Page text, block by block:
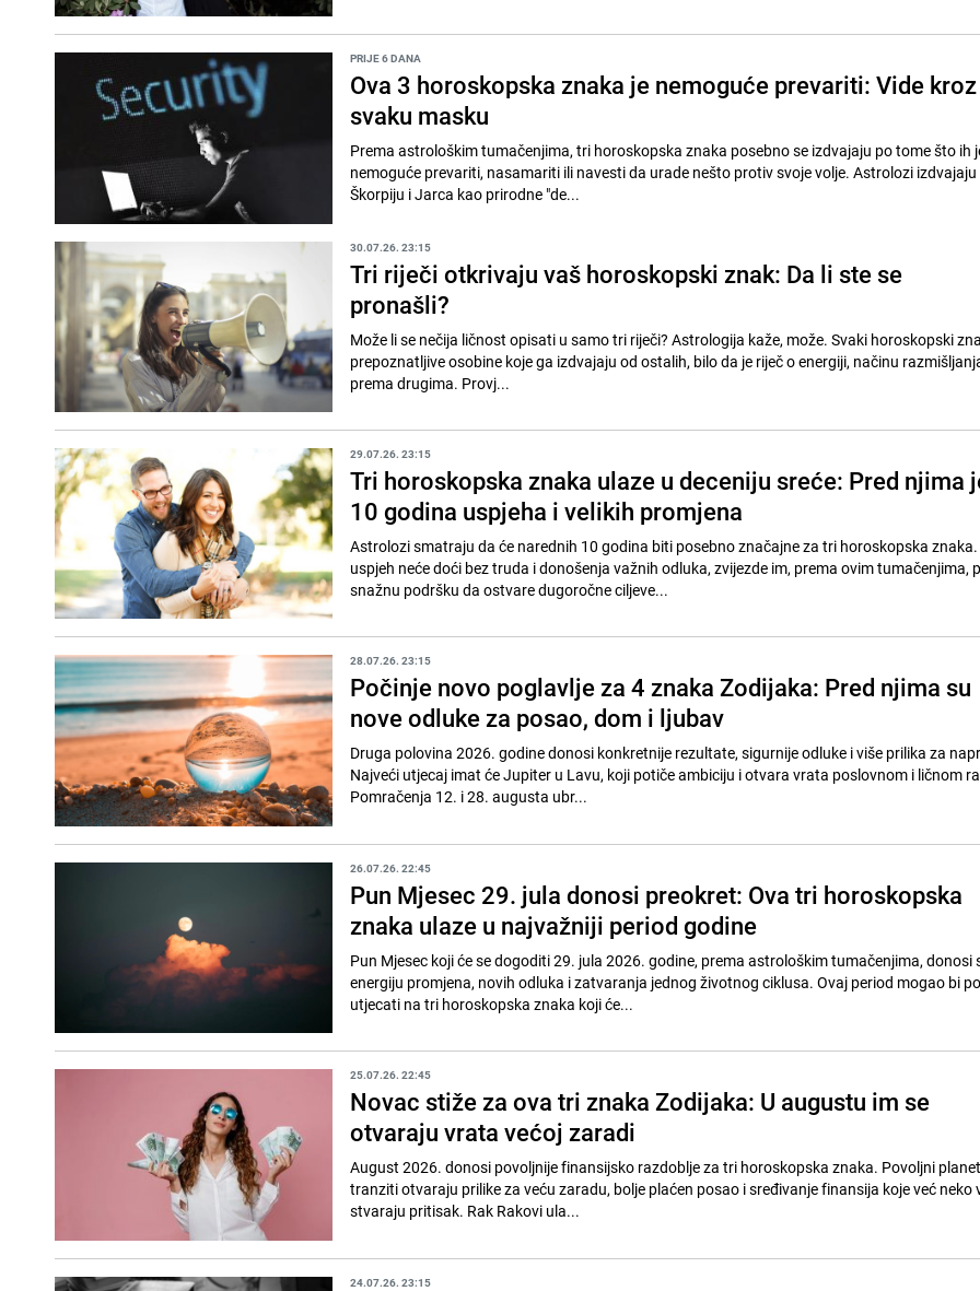
PRIJE 6 DANA
Ova 3 horoskopska znaka je nemoguće prevariti: Vide kroz
svaku masku
Prema astrološkim tumačenjima, tri horoskopska znaka posebno se izdvajaju po tome što ih
nemoguće prevariti, nasamariti ili navesti da urade nešto protiv svoje volje. Astrolozi izdvajaju
Škorpiju i Jarca kao prirodne "de...
30.07.26. 23:15
Tri riječi otkrivaju vaš horoskopski znak: Da li ste se
pronašli?
Može li se nečija ličnost opisati u samo tri riječi? Astrologija kaže, može. Svaki horoskopski
prepoznatljive osobine koje ga izdvajaju od ostalih, bilo da je riječ o energiji, načinu
prema drugima. Provj...
29.07.26. 23:15
Tri horoskopska znaka ulaze u deceniju sreće: Pred njima
10 godina uspjeha i velikih promjena
Astrolozi smatraju da će narednih 10 godina biti posebno značajne za tri horoskopska
uspjeh neće doći bez truda i donošenja važnih odluka, zvijezde im, prema ovim tumačenjima,
snažnu podršku da ostvare dugoročne ciljeve...
28.07.26. 23:15
Počinje novo poglavlje za 4 znaka Zodijaka: Pred njima su
nove odluke za posao, dom i ljubav
Druga polovina 2026. godine donosi konkretnije rezultate, sigurnije odluke i više prilika za
Najveći utjecaj imat će Jupiter u Lavu, koji potiče ambiciju i otvara vrata poslovnom i ličnom
Pomračenja 12. i 28. augusta ubr...
26.07.26. 22:45
Pun Mjesec 29. jula donosi preokret: Ova tri horoskopska
znaka ulaze u najvažniji period godine
Pun Mjesec koji će se dogoditi 29. jula 2026. godine, prema astrološkim tumačenjima, donosi
energiju promjena, novih odluka i zatvaranja jednog životnog ciklusa. Ovaj period mogao bi
utjecati na tri horoskopska znaka koji će...
25.07.26. 22:45
Novac stiže za ova tri znaka Zodijaka: U augustu im se
otvaraju vrata većoj zaradi
August 2026. donosi povoljnije finansijsko razdoblje za tri horoskopska znaka. Povoljni
tranziti otvaraju prilike za veću zaradu, bolje plaćen posao i sređivanje finansija koje već neko
stvaraju pritisak. Rak Rakovi ula...
24.07.26. 23:15